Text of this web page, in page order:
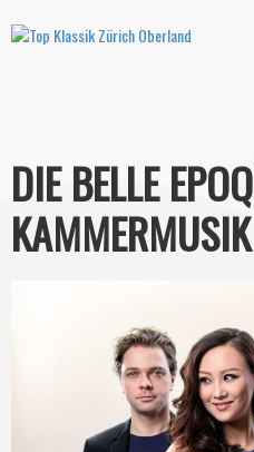
DIE BELLE
KAMMERMUSIK